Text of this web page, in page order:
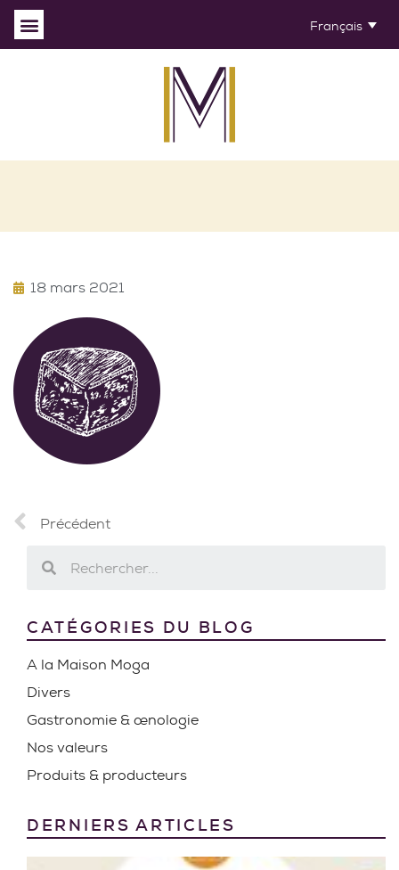
Français
18 mars 2021
Précédent
CATÉGORIES DU BLOG
A la Maison Moga
Divers
Gastronomie & œnologie
Nos valeurs
Produits & producteurs
DERNIERS ARTICLES